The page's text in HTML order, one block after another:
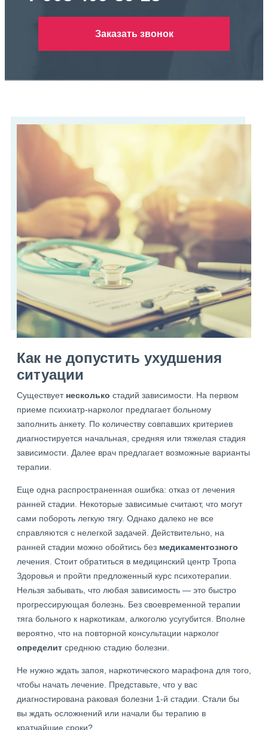
Заказать звонок
Как не допустить ухудшения
ситуации
Существует несколько стадий зависимости. На первом
приеме психиатр-нарколог предлагает больному
заполнить анкету. По количеству совпавших критериев
диагностируется начальная, средняя или тяжелая стадия
зависимости. Далее врач предлагает возможные варианты
терапии.
Еще одна распространенная ошибка: отказ от лечения
ранней стадии. Некоторые зависимые считают, что могут
сами побороть легкую тягу. Однако далеко не все
справляются с нелегкой задачей. Действительно, на
ранней стадии можно обойтись без медикаментозного
лечения. Стоит обратиться в медицинский центр Тропа
Здоровья и пройти предложенный курс психотерапии.
Нельзя забывать, что любая зависимость — это быстро
прогрессирующая болезнь. Без своевременной терапии
тяга больного к наркотикам, алкоголю усугубится. Вполне
вероятно, что на повторной консультации нарколог
определит среднюю стадию болезни.
Не нужно ждать запоя, наркотического марафона для того,
чтобы начать лечение. Представьте, что у вас
диагностирована раковая болезни 1-й стадии. Стали бы
вы ждать осложнений или начали бы терапию в
кратчайшие сроки?